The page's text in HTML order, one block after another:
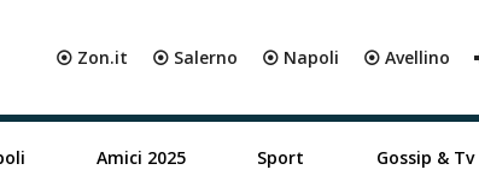
⦿ Zon.it ⦿ Salerno ⦿ Napoli ⦿ Avellino
Amici 2025 Sport Gossip & Tv